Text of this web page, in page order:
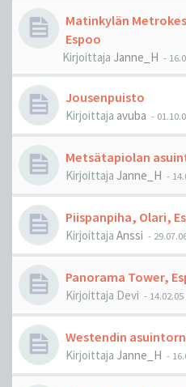
Matinkylän
Espoo
Kirjoittaja Janne_H -
Jousenpuisto
Kirjoittaja avuba -
Metsätapiolan
Kirjoittaja Janne_H -
Piispanpiha, Olari,
Kirjoittaja Anssi -
Panorama Tower,
Kirjoittaja Devi -
Westendin
Kirjoittaja Janne_H -